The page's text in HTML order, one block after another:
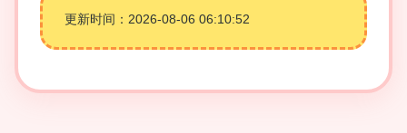
更新时间：2026-08-06 06:10:52